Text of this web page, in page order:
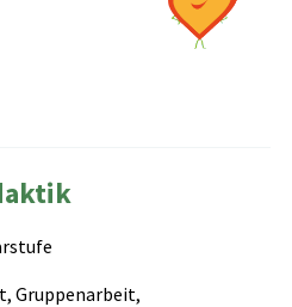
Gruppenarbeit,